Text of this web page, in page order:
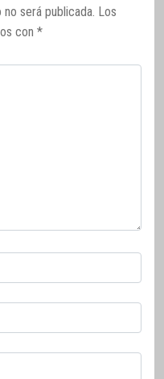
será publicada. Los
con *